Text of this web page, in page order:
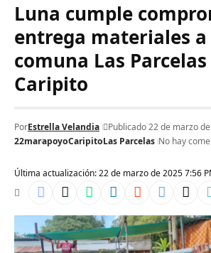
Luna cumple
entrega materiales a
comuna Las
Caripito
Última actualización: 22 de marzo de 2025 7:56
PorEstrella Velandia
Publicado 22 de marzo
22marapoyoCaripitoLas Parcelas No hay